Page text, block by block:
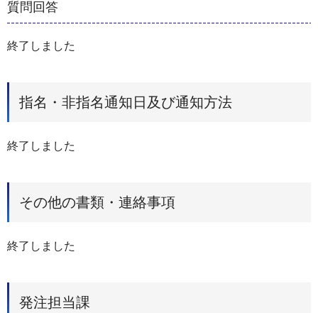
質問回答
終了しました
指名・非指名通知日及び通知方法
終了しました
その他の書類・連絡事項
終了しました
発注担当課